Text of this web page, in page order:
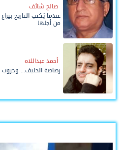
صالح شائف
عندما يُكتب التاريخ
من أجلها
أحمد عبداللاه
رصاصة الحليف... وحروب